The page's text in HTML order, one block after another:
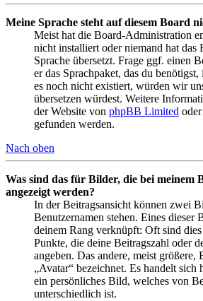
Meine Sprache steht auf diesem Board
Meist hat die Board-Administration
nicht installiert oder niemand hat das
Sprache übersetzt. Frage ggf. einen
er das Sprachpaket, das du
es noch nicht existiert, würden wir
übersetzen würdest. Weitere
der Website von phpBB Limited
gefunden werden.
Nach oben
Was sind das für Bilder, die bei meinem
angezeigt werden?
In der Beitragsansicht können zwei
Benutzernamen stehen. Eines dieser
deinem Rang verknüpft: Oft sind
Punkte, die deine Beitragszahl oder
angeben. Das andere, meist
„Avatar“ bezeichnet. Es handelt sich
ein persönliches Bild, welches von
unterschiedlich ist.